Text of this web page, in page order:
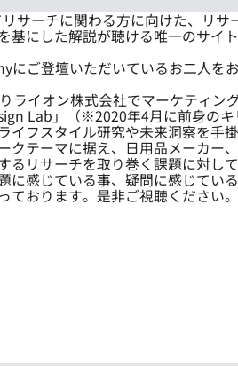
サーチに関わる方に向けた、リ
基にした解説が聴ける唯一のサイ
にご登壇いただいているお二人を
ライオン株式会社でマーケティン
Lab」（※2020年4月に前身の
フスタイル研究や未来洞察を手
クテーマに据え、日用品メーカー
るリサーチを取り巻く課題に対し
に感じている事、疑問に感じてい
おります。是非ご視聴ください。